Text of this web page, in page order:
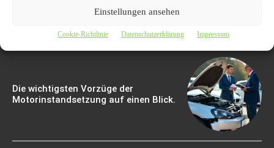
Einstellungen ansehen
Cookie-Richtlinie Datenschutzerklärung Impressum
Die wichtigsten Vorzüge der
Motorinstandsetzung auf einen Blick.